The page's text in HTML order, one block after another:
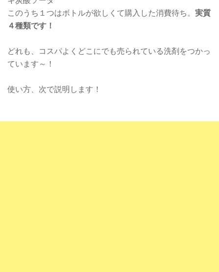
このうち１つはボトルが欲しくて購入した消費待ち。 実質
４種類です！
どれも、コスパよくどこにでも売られている洗剤をつかっ
ています～！
使い方、次で説明します！